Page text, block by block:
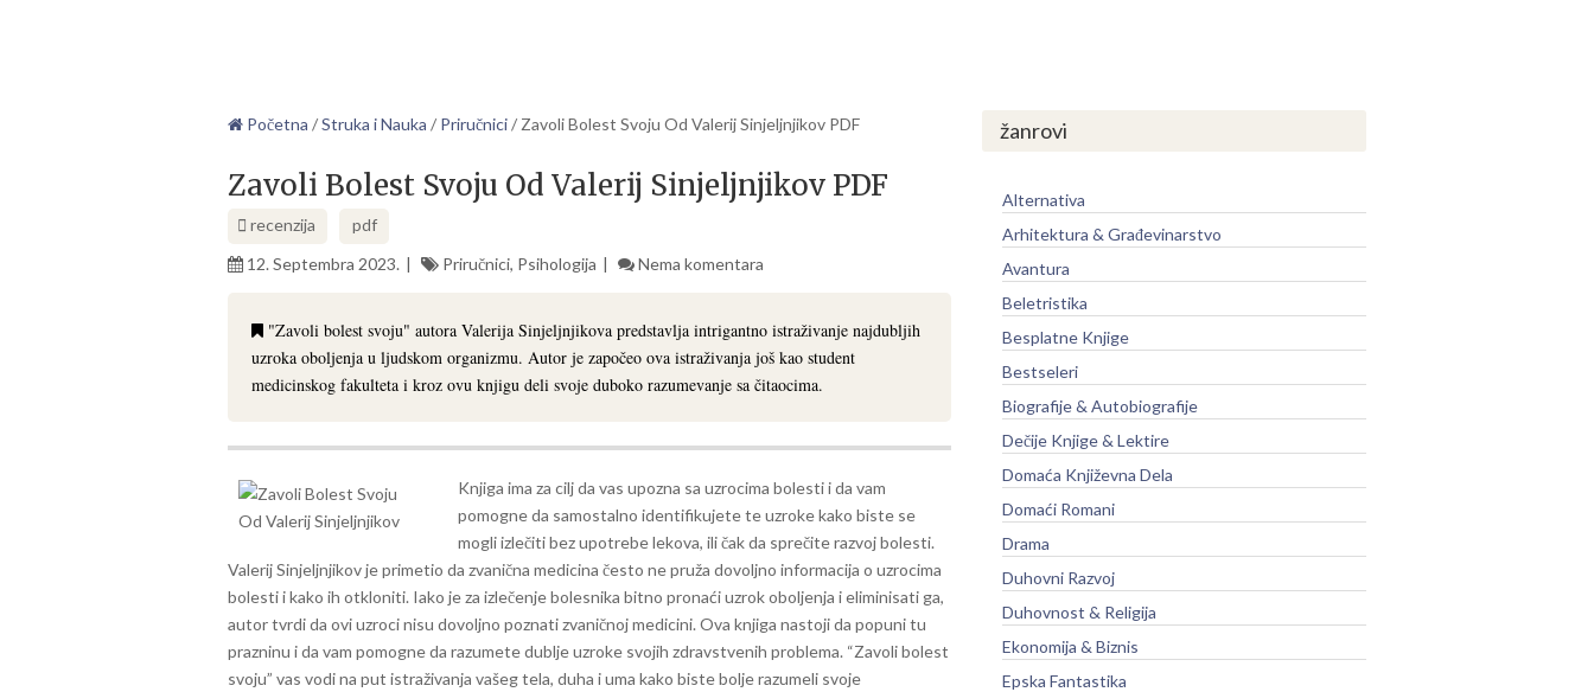
Početna /Struka i Nauka / Priručnici/ Zavoli Bolest Svoju Od Valerij Sinjeljnjikov PDF
Zavoli Bolest Svoju Od Valerij Sinjeljnjikov PDF
recenzija
pdf
12. Septembra 2023.
Priručnici, Psihologija Nema komentara
"Zavoli bolest svoju" autora Valerija Sinjeljnjikova predstavlja intrigantno istraživanje najdubljih
uzroka oboljenja u ljudskom organizmu. Autor je započeo ova istraživanja još kao student
medicinskog fakulteta i kroz ovu knjigu deli svoje duboko razumevanje sa čitaocima.
Knjiga ima za cilj da vas upozna sa uzrocima bolesti i da vam
pomogne da samostalno identifikujete te uzroke kako biste se
mogli izlečiti bez upotrebe lekova, ili čak da sprečite razvoj bolesti.
Valerij Sinjeljnjikov je primetio da zvanična medicina često ne pruža dovoljno informacija o uzrocima
bolesti i kako ih otkloniti. Iako je za izlečenje bolesnika bitno pronaći uzrok oboljenja i eliminisati ga,
autor tvrdi da ovi uzroci nisu dovoljno poznati zvaničnoj medicini. Ova knjiga nastoji da popuni tu
prazninu i da vam pomogne da razumete dublje uzroke svojih zdravstvenih problema. “Zavoli bolest
svoju” vas vodi na put istraživanja vašeg tela, duha i uma kako biste bolje razumeli svoje
žanrovi
Alternativa
Arhitektura & Građevinarstvo
Avantura
Beletristika
Besplatne Knjige
Bestseleri
Biografije & Autobiografije
Dečije Knjige & Lektire
Domaća Književna Dela
Domaći Romani
Drama
Duhovni Razvoj
Duhovnost & Religija
Ekonomija & Biznis
Epska Fantastika